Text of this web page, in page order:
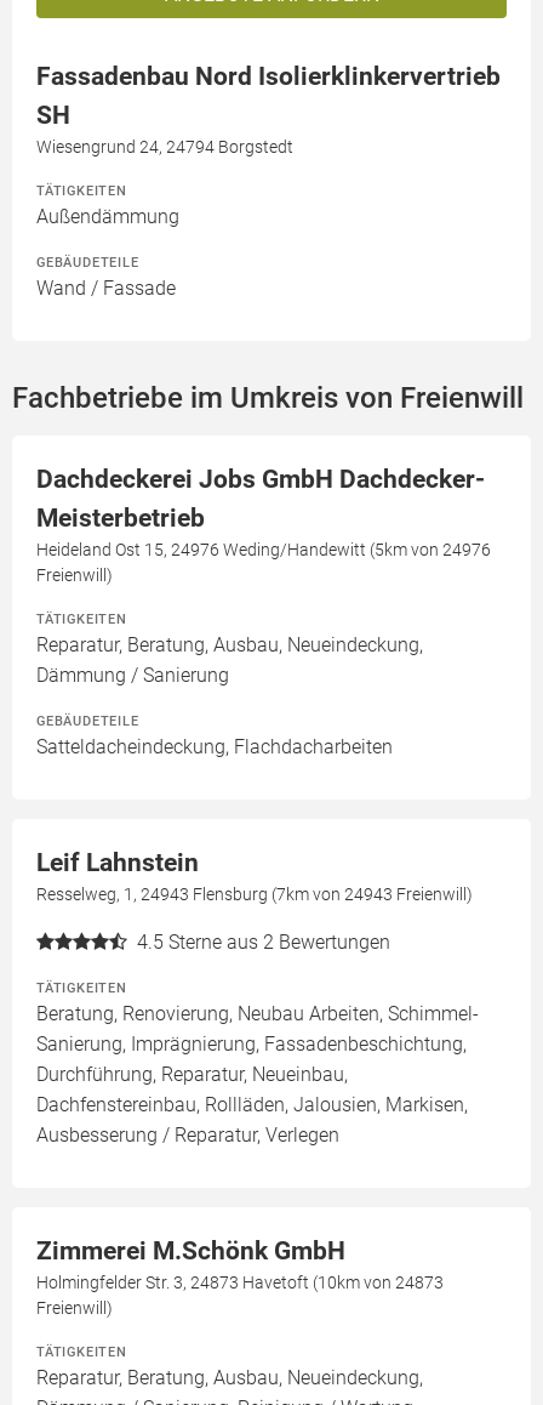
Fassadenbau Nord Isolierklinkervertrieb
SH
Wiesengrund 24, 24794 Borgstedt
TÄTIGKEITEN
Außendämmung
GEBÄUDETEILE
Wand / Fassade
Fachbetriebe im Umkreis von Freienwill
Dachdeckerei Jobs GmbH Dachdecker-
Meisterbetrieb
Heideland Ost 15, 24976 Weding/Handewitt (5km von 24976
Freienwill)
TÄTIGKEITEN
Reparatur, Beratung, Ausbau, Neueindeckung,
Dämmung / Sanierung
GEBÄUDETEILE
Satteldacheindeckung, Flachdacharbeiten
Leif Lahnstein
Resselweg, 1, 24943 Flensburg (7km von 24943 Freienwill)
4.5 Sterne aus 2 Bewertungen
TÄTIGKEITEN
Beratung, Renovierung, Neubau Arbeiten, Schimmel-
Sanierung, Imprägnierung, Fassadenbeschichtung,
Durchführung, Reparatur, Neueinbau,
Dachfenstereinbau, Rollläden, Jalousien, Markisen,
Ausbesserung / Reparatur, Verlegen
Zimmerei M.Schönk GmbH
Holmingfelder Str. 3, 24873 Havetoft (10km von 24873
Freienwill)
TÄTIGKEITEN
Reparatur, Beratung, Ausbau, Neueindeckung,